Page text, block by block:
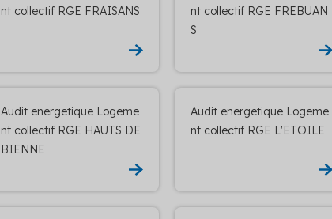
nt collectif RGE FRAISANS
nt collectif RGE FREBUAN
S
Audit energetique Logeme
nt collectif RGE HAUTS DE
BIENNE
Audit energetique Logeme
nt collectif RGE L'ETOILE